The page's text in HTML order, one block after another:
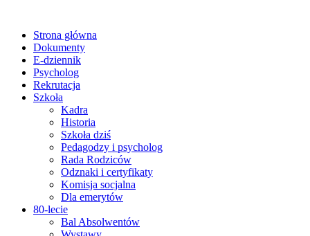
Strona główna
Dokumenty
E-dziennik
Psycholog
Rekrutacja
Szkoła
Kadra
Historia
Szkoła dziś
Pedagodzy i psycholog
Rada Rodziców
Odznaki i certyfikaty
Komisja socjalna
Dla emerytów
80-lecie
Bal Absolwentów